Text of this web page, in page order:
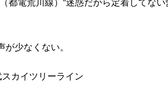
（都電荒川線）”迷惑だから定着してな
少なくない。
カイツリーライン